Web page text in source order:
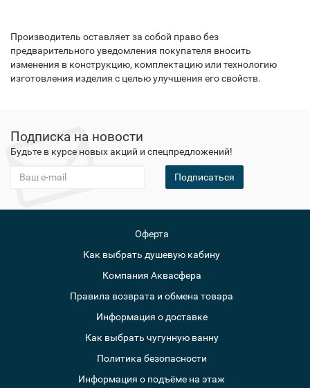
Производитель оставляет за собой право без
предварительного уведомления покупателя вносить
изменения в конструкцию, комплектацию или технологию
изготовления изделия с целью улучшения его свойств.
Подписка на новости
Будьте в курсе новых акций и спецпредложений!
Подписаться
Оферта
Как выбрать душевую кабину
Компания Аквасфера
Правила возврата и обмена товара
Информация о доставке
Как выбрать чугунную ванну
Политика безопасности
Информация о подъёме на этаж